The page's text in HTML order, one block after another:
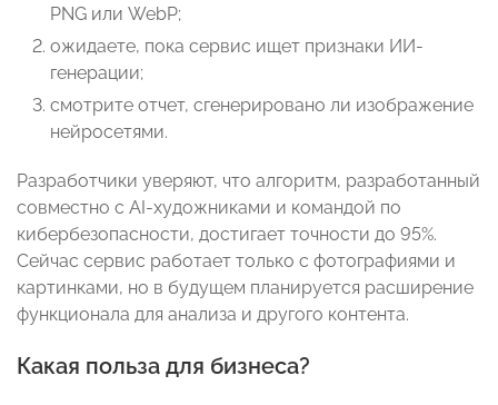
PNG или WebP;
ожидаете, пока сервис ищет признаки ИИ-
генерации;
смотрите отчет, сгенерировано ли изображение
нейросетями.
Разработчики уверяют, что алгоритм, разработанный
совместно с AI-художниками и командой по
кибербезопасности, достигает точности до 95%.
Сейчас сервис работает только с фотографиями и
картинками, но в будущем планируется расширение
функционала для анализа и другого контента.
Какая польза для бизнеса?